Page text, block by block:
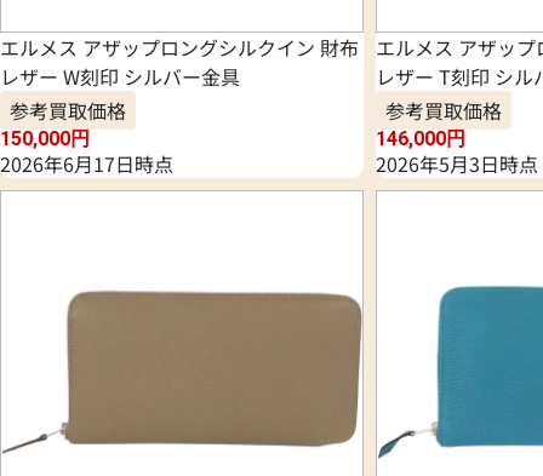
エルメス アザップロングシルクイン 財布
レザー W刻印 シルバー金具
参考買取価格
150,000円
2026年6月17日時点
エルメス アザッ
レザー T刻印 シル
参考買取価格
146,000円
2026年5月3日時点